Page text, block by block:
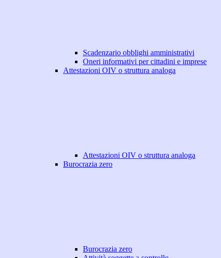
Scadenzario obblighi amministrativi
Oneri informativi per cittadini e imprese
Attestazioni OIV o struttura analoga
Attestazioni OIV o struttura analoga
Burocrazia zero
Burocrazia zero